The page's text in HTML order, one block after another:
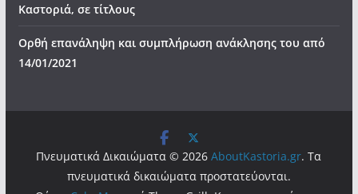
Καστοριά, σε τίτλους
Ορθή επανάληψη και συμπλήρωση ανάκλησης του από
14/01/2021
Πνευματικά Δικαιώματα © 2026AboutKastoria.gr. Τα
πνευματικά δικαιώματα προστατεύονται.